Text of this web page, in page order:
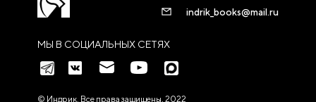
МЫ В СОЦИАЛЬНЫХ СЕТЯХ
indrik_books@mail.ru
© Индрик. Все права защищены, 2022